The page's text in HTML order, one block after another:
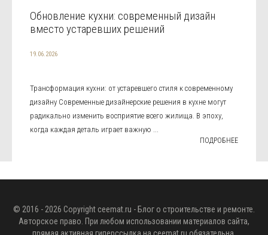
Обновление кухни: современный дизайн
вместо устаревших решений
19.06.2026
Трансформация кухни: от устаревшего стиля к современному
дизайну Современные дизайнерские решения в кухне могут
радикально изменить восприятие всего жилища. В эпоху,
когда каждая деталь играет важную ...
ПОДРОБНЕЕ
© 2016 - 2026 Copyright ceemat.ru - Блог о строительстве и ремонте.
Авторское право. При любом использовании материалов сайта,